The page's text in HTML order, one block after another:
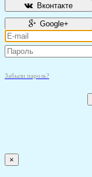
Вконтакте
Google+
Забыли пароль?
×